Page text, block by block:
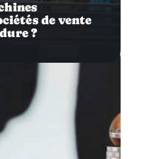
de vente
?